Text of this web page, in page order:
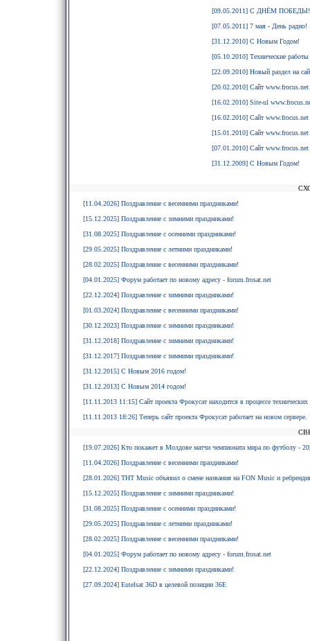
[09.05.2011] С ДНЁМ ПОБЕДЫ!
[07.05.2011] 7 мая - День радио!
[31.12.2010] С Новым Годом!
[05.10.2010] Технические работы
[22.09.2010] Новый раздел на
[20.02.2010] Сайт www.frocus.net
[16.02.2010] Site-ul
[16.02.2010] Сайт www.frocus.net
[15.01.2010] Сайт www.frocus.net
[07.01.2010] Сайт www.frocus.net
[31.12.2009] C Новым Годом!
[11.04.2026] Поздравление с весенними праздниками!
[15.12.2025] Поздравление с зимними праздниками!
[31.08.2025] Поздравление с осенними праздниками!
[29.05.2025] Поздравление с летними праздниками!
[28.02.2025] Поздравление с весенними праздниками!
[04.01.2025] Форум работает по новому адресу - forum.frosat.net
[22.12.2024] Поздравление с зимними праздниками!
[01.03.2024] Поздравление с весенними праздниками!
[30.12.2023] Поздравление с зимними праздниками!
[31.12.2018] Поздравление с зимними праздниками!
[31.12.2017] Поздравление с зимними праздниками!
[31.12.2015] С Новым 2016 годом!
[31.12.2013] С Новым 2014 годом!
[11.11.2013 11:15] Сайт проекта Фрокусат находится в процессе технических
[11.11.2013 18:26] Теперь сайт проекта Фрокусат работает на новом сервере.
[19.07.2026] Кто покажет в Молдове матчи чемпионата мира по футболу -
[11.04.2026] Поздравление с весенними праздниками!
[28.01.2026] ТНТ Music объявил о смене названия на FON Music и
[15.12.2025] Поздравление с зимними праздниками!
[31.08.2025] Поздравление с осенними праздниками!
[29.05.2025] Поздравление с летними праздниками!
[28.02.2025] Поздравление с весенними праздниками!
[04.01.2025] Форум работает по новому адресу - forum.frosat.net
[22.12.2024] Поздравление с зимними праздниками!
[27.09.2024] Eutelsat 36D в целевой позиции 36E